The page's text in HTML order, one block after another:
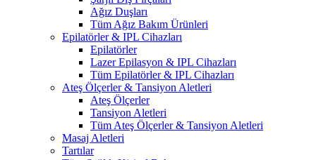
Ağız Duşları
Tüm Ağız Bakım Ürünleri
Epilatörler & IPL Cihazları
Epilatörler
Lazer Epilasyon & IPL Cihazları
Tüm Epilatörler & IPL Cihazları
Ateş Ölçerler & Tansiyon Aletleri
Ateş Ölçerler
Tansiyon Aletleri
Tüm Ateş Ölçerler & Tansiyon Aletleri
Masaj Aletleri
Tartılar